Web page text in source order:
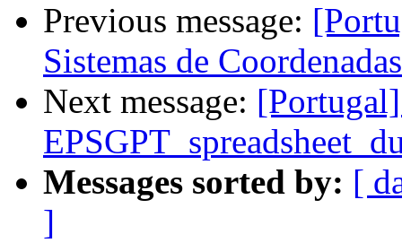
Previous message:
Sistemas de
Next message:
Messages sorted by: [
]